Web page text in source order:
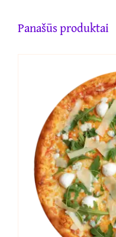
Panašūs produktai